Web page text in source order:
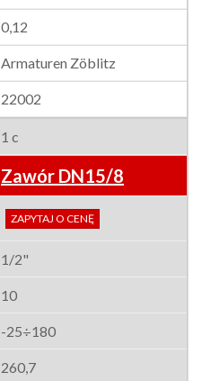
0,12
Armaturen Zöblitz
22002
1 c
Zawór DN15/8
ZAPYTAJ O CENĘ
1/2"
10
-25÷180
260,7